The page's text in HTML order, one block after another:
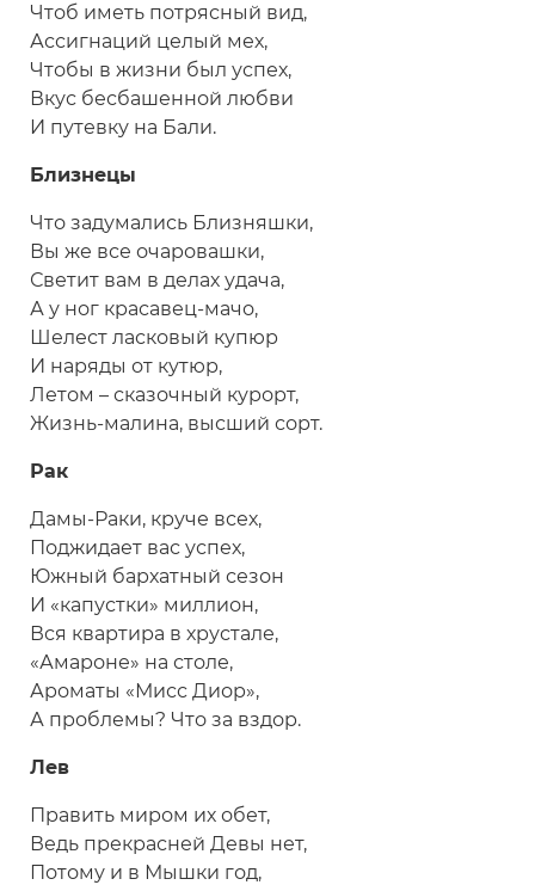
Чтоб иметь потрясный вид,
Ассигнаций целый мех,
Чтобы в жизни был успех,
Вкус бесбашенной любви
И путевку на Бали.
Близнецы
Что задумались Близняшки,
Вы же все очаровашки,
Светит вам в делах удача,
А у ног красавец-мачо,
Шелест ласковый купюр
И наряды от кутюр,
Летом – сказочный курорт,
Жизнь-малина, высший сорт.
Рак
Дамы-Раки, круче всех,
Поджидает вас успех,
Южный бархатный сезон
И «капустки» миллион,
Вся квартира в хрустале,
«Амароне» на столе,
Ароматы «Мисс Диор»,
А проблемы? Что за вздор.
Лев
Править миром их обет,
Ведь прекрасней Девы нет,
Потому и в Мышки год,